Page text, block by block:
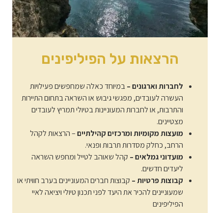
הרצאות על הפיליפינים
לחברות וארגונים –במיוחד כאלה שמחפשים פעילויות
העשרה לעובדים, מפגשי גיבוש או השראה בתחום התיירות
והתרבות, או לחברות המעוניינות בטיולי תמריץ לעובדים
מצטיינים.
מועצות מקומיות ומרכזים קהילתיים– הרצאות לקהל
הרחב, כחלק מסדרות תרבות ופנאי.
מועדוני גמלאים – קהל שאוהב לטייל ומחפש השראה
ליעדים חדשים.
קבוצות פרטיות – קבוצות חברים המעוניינים בערב חוויתי או
שמעוניינים להכיר את היעד לפני תכנון טיולי ויציאה לאיי
הפיליפינים